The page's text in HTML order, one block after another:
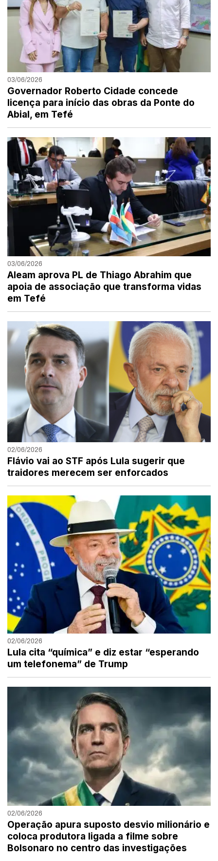
03/06/2026
Governador Roberto Cidade concede
licença para início das obras da Ponte do
Abial, em Tefé
03/06/2026
Aleam aprova PL de Thiago Abrahim que
apoia de associação que transforma vidas
em Tefé
02/06/2026
Flávio vai ao STF após Lula sugerir que
traidores merecem ser enforcados
02/06/2026
Lula cita “química” e diz estar “esperando
um telefonema” de Trump
02/06/2026
Operação apura suposto desvio milionário e
coloca produtora ligada a filme sobre
Bolsonaro no centro das investigações